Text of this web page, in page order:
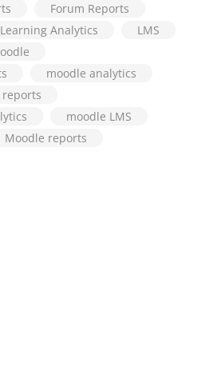
Forum Reports
Learning Analytics
LMS
moodle analytics
moodle LMS
Moodle reports